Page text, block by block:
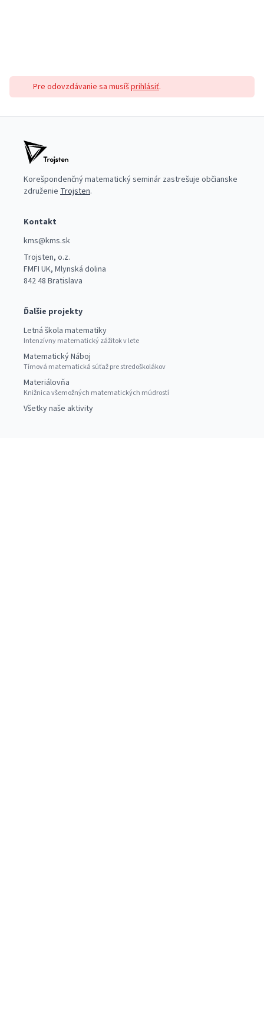
Pre odovzdávanie sa musíšprihlásiť.
Korešpondenčný matematický seminár zastrešuje občianske
združenie Trojsten.
Kontakt
kms@kms.sk
Trojsten, o.z.
FMFI UK, Mlynská dolina
842 48 Bratislava
Ďalšie projekty
Letná škola matematiky
Intenzívny matematický zážitok v lete
Matematický Náboj
Tímová matematická súťaž pre stredoškolákov
Materiálovňa
Knižnica všemožných matematických múdrostí
Všetky naše aktivity